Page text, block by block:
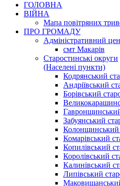
ГОЛОВНА
ВІЙНА
Мапа повітряних
ПРО ГРОМАДУ
Aдміністративний
смт Макарів
Старостинські округи
(Населені пункти)
Кодрянський
Андріївський
Борівський
Забуянський
Колонщинський
Комарівський
Копилівський
Королівський
Калинівський
Липівський